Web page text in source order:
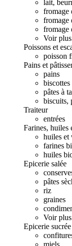
lait,
fromage
fromage
fromage
Voir
Poissons et
poisson
Pains et
pains
biscottes
pâtes à
biscuits,
Traiteur
entrées
Farines, huiles
huiles et
farines
huiles
Epicerie salée
pâtes
riz
graines
Voir
Epicerie sucrée
miels